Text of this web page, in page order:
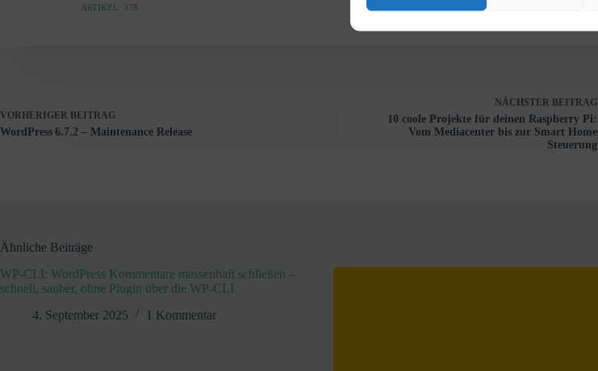
ARTIKEL: 378
VORHERIGER BEITRAG
WordPress 6.7.2 – Maintenance Release
NÄCHSTER BEITRAG
10 coole Projekte für deinen Raspberry Pi:
Vom Mediacenter bis zur Smart Home
Steuerung
Ähnliche Beiträge
WP-CLI: WordPress Kommentare massenhaft schließen –
schnell, sauber, ohne Plugin über die WP-CLI
4. September 2025
1 Kommentar